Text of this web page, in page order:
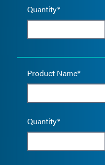
Quantity*
Product Name*
Quantity*